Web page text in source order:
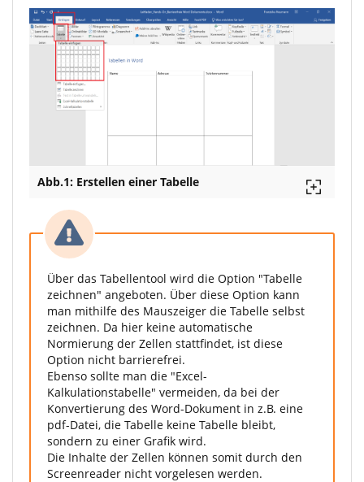
Abb.1: Erstellen einer Tabelle
Über das Tabellentool wird die Option "Tabelle
zeichnen" angeboten. Über diese Option kann
man mithilfe des Mauszeiger die Tabelle selbst
zeichnen. Da hier keine automatische
Normierung der Zellen stattfindet, ist diese
Option nicht barrierefrei.
Ebenso sollte man die "Excel-
Kalkulationstabelle" vermeiden, da bei der
Konvertierung des Word-Dokument in z.B. eine
pdf-Datei, die Tabelle keine Tabelle bleibt,
sondern zu einer Grafik wird.
Die Inhalte der Zellen können somit durch den
Screenreader nicht vorgelesen werden.